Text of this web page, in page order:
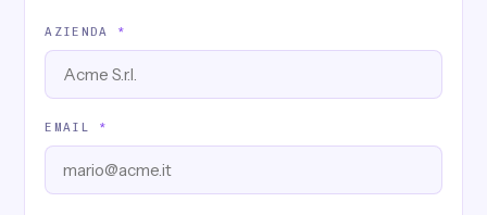
AZIENDA *
EMAIL *